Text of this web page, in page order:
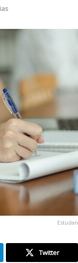
Twitter